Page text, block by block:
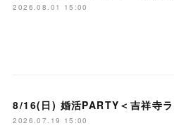
2026.08.01 15:00
2026.07.19 15:00